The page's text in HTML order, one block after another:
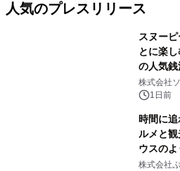
人気のプレスリリース
スヌー
とに楽
の人気
ラボレ
ボグッズ
株式会社
1日前
時間に
ルメと
ウスの
サウナも
株式会社